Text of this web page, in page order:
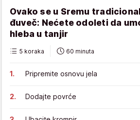
Ovako se u Sremu
đuveč: Nećete odoleti da
hleba u tanjir
5 koraka 60 minuta
Pripremite osnovu jela
Dodajte povrće